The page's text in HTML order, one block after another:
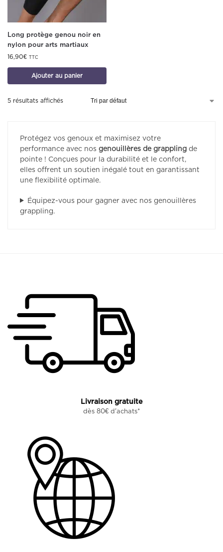
Long protège genou noir en
nylon pour arts martiaux
16,90€ TTC
Ajouter au panier
5 résultats affichés
Protégez vos genoux et maximisez votre
performance avec nos genouillères de grappling de
pointe ! Conçues pour la durabilité et le confort,
elles offrent un soutien inégalé tout en garantissant
une flexibilité optimale.
Équipez-vous pour gagner avec nos genouillères
grappling.
Livraison gratuite
dès 80€ d'achats*